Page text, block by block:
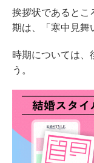
挨拶状であるとこ
期は、「寒中見舞
時期については、
う。